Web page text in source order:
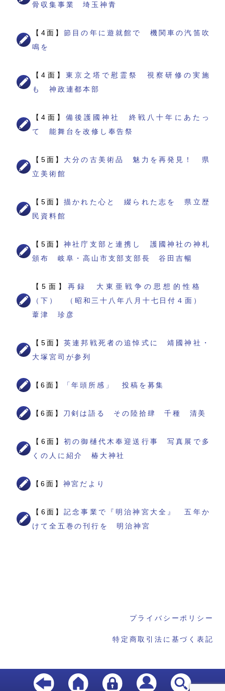
骨収集事業 埼玉神青
【4面】節目の年に遊就館で 機関車の汽笛吹
鳴を
【4面】 東京之塔で慰霊祭 視察研修の実施
も 神政連都本部
【4面】 備後護國神社 終戦八十年にあたっ
て 能舞台を改修し奉告祭
【5面】 大分の古美術品 魅力を再発見！ 県
立美術館
【5面】描かれた心と 綴られた志を 県立歴
民資料館
【5面】神社庁支部と連携し 護國神社の神札
頒布 岐阜・高山市支部支部長 谷田吉暢
【5面】 再録 大東亜戦争の思想的性格
（下） （昭和三十八年八月十七日付４面）
葦津 珍彦
【5面】英連邦戦死者の追悼式に 靖國神社・
大塚宮司が参列
【6面】 「年頭所感」 投稿を募集
【6面】 刀剣は語る その陸拾肆 千種 清美
【6面】初の御樋代木奉迎送行事 写真展で多
くの人に紹介 椿大神社
【6面】 神宮だより
【6面】記念事業で『明治神宮大全』 五年か
けて全五巻の刊行を 明治神宮
プライバシーポリシー
特定商取引法に基づく表記